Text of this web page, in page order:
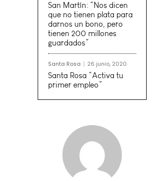
San Martín: “Nos dicen
que no tienen plata para
darnos un bono, pero
tienen 200 millones
guardados”
Santa Rosa 26 junio, 2020
Santa Rosa “Activa tu
primer empleo”